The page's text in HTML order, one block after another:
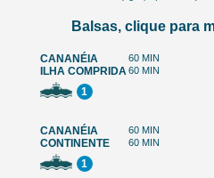
Balsas, clique para
CANANÉIA 60 MIN
ILHA COMPRIDA60 MIN
1
CANANÉIA 60 MIN
CONTINENTE 60 MIN
1